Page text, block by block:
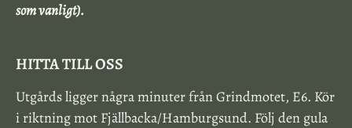
som vanligt).
HITTA TILL OSS
Utgårds ligger några minuter från Grindmotet, E6. Kör
i riktning mot Fjällbacka/Hamburgsund. Följ den gula